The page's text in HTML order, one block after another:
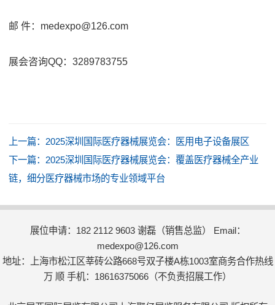
邮 件：medexpo@126.com
展会咨询QQ：3289783755
上一篇： 2025深圳国际医疗器械展览会：医用电子设备展区
下一篇： 2025深圳国际医疗器械展览会：覆盖医疗器械全产业
链，细分医疗器械市场的专业领域平台
展位申请：182 2112 9603 谢磊（销售总监） Email：
medexpo@126.com
地址：上海市松江区莘砖公路668号双子楼A栋1003室商务合作热线
万 顺 手机：18616375066（不负责招展工作）